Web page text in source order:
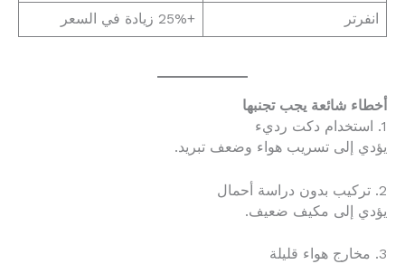
انفرتر +25% زيادة في السعر
أخطاء شائعة يجب تجنبها
1. استخدام دكت رديء
يؤدي إلى تسريب هواء وضعف تبريد.
2. تركيب بدون دراسة أحمال
يؤدي إلى مكيف ضعيف.
3. مخارج هواء قليلة